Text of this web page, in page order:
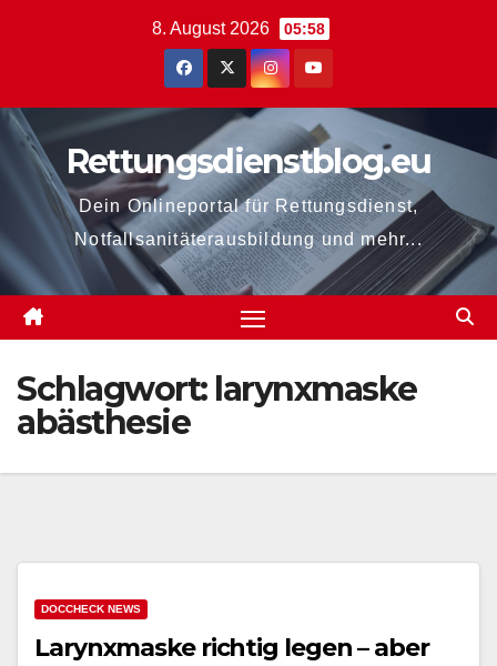
8. August 2026 05:58
Rettungsdienstblog.eu
Dein Onlineportal für Rettungsdienst,
Notfallsanitäterausbildung und mehr...
Schlagwort: larynxmaske
abästhesie
DOCCHECK NEWS
Larynxmaske richtig legen – aber